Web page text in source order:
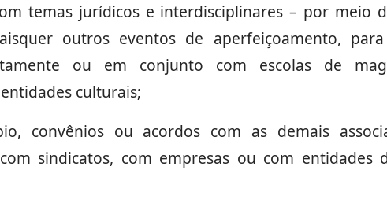
temas jurídicos e interdisciplinares – por meio
outros eventos de aperfeiçoamento,
ou em conjunto com escolas de
culturais;
convênios ou acordos com as demais
sindicatos, com empresas ou com entidades